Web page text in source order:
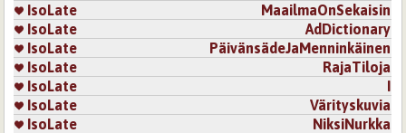
IsoLate
MaailmaOnSekaisin
IsoLate
AdDictionary
IsoLate
PäivänsädeJaMenninkäinen
IsoLate
RajaTiloja
IsoLate
I
IsoLate
Värityskuvia
IsoLate
NiksiNurkka